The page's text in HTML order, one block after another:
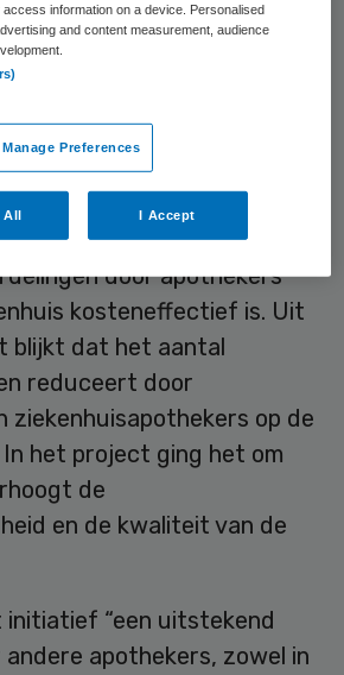
initiatief deKNMP
toe, omdat er een
doelmatig gebruik van
risicogroepen.
het aan dat
uitvoering van
door apothekers
kosteneffectief is. Uit
blijkt dat het aantal
reduceert door
ziekenhuisapothekers op de
het project ging het om
de
en de kwaliteit van de
initiatief “een uitstekend
apothekers, zowel in
access information on a device. Personalised
and content measurement, audience
Manage Preferences
I Accept